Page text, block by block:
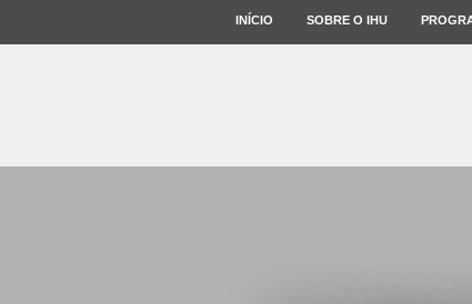
INÍCIO SOBRE O IHU